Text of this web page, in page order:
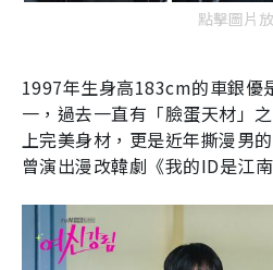
點擊圖片
1997年生身高183cm的車銀優
一，過去一直有「臉蛋天材」
上完美身材，更是近年撕漫男
曾演出漫改韓劇《我的ID是江